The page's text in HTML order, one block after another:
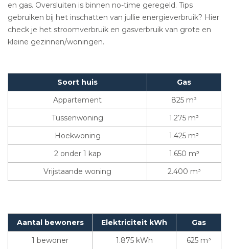
en gas. Oversluiten is binnen no-time geregeld. Tips
gebruiken bij het inschatten van jullie energieverbruik? Hier
check je het stroomverbruik en gasverbruik van grote en
kleine gezinnen/woningen.
Soort huis
Gas
Appartement
825 m³
Tussenwoning
1.275 m³
Hoekwoning
1.425 m³
2 onder 1 kap
1.650 m³
Vrijstaande woning
2.400 m³
Aantal bewoners Elektriciteit kWh
Gas
1 bewoner
1.875 kWh
625 m³